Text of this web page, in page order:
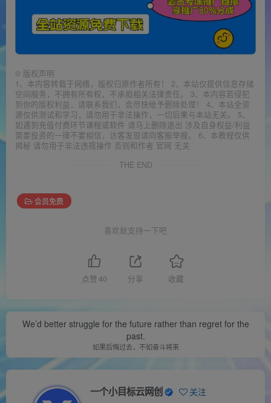
© 版权声明
1、本内容转载于网络，版权归原作者所有！ 2、本站仅提供信息存储
空间服务，不拥有所有权，不承担相关法律责任。 3、本内容若侵犯
到你的版权利益，请联系我们，会尽快给予删除处理！ 4、本站全资
源仅供测试和学习，请勿用于非法操作，一切后果与本站无关。 5、
如遇到充值付费环节课程或软件 请马上删除退出 涉及自身权益/利益
需要投资的一律不要相信，访客发现请向客服举报。 6、本教程仅供
揭秘 请勿用于非法违规操作 否则和作者 官网 无关
THE END
会员免费
喜欢就支持一下吧
点赞40 分享 收藏
We’d better struggle for the future rather than regret for the
past.
如果后悔过去，不如奋斗将来
一个小目标云网创 关注